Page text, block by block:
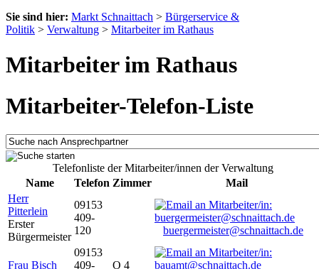
Sie sind hier: Markt Schnaittach > Bürgerservice &
Politik > Verwaltung > Mitarbeiter im Rathaus
Mitarbeiter im Rathaus
Mitarbeiter-Telefon-Liste
Telefonliste der Mitarbeiter/innen der Verwaltung
Name
Telefon Zimmer
Mail
Herr
Pitterlein
Erster
Bürgermeister
09153
409-
120
buergermeister@schnaittach.de
Frau Bisch
09153
409-
O 4